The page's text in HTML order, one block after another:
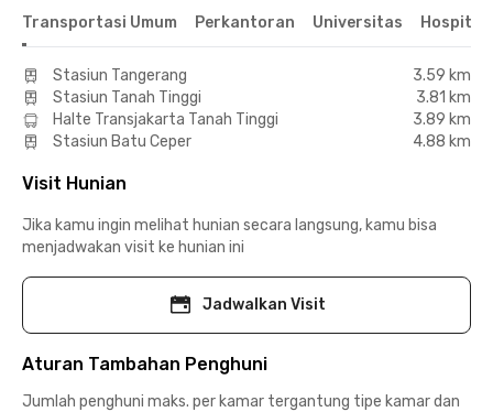
Transportasi Umum Perkantoran Universitas Hospital
Stasiun Tangerang
3.59 km
Stasiun Tanah Tinggi
3.81 km
Halte Transjakarta Tanah Tinggi
3.89 km
Stasiun Batu Ceper
4.88 km
Visit Hunian
Jika kamu ingin melihat hunian secara langsung, kamu bisa
menjadwakan visit ke hunian ini
Jadwalkan Visit
Aturan Tambahan Penghuni
Jumlah penghuni maks. per kamar tergantung tipe kamar dan